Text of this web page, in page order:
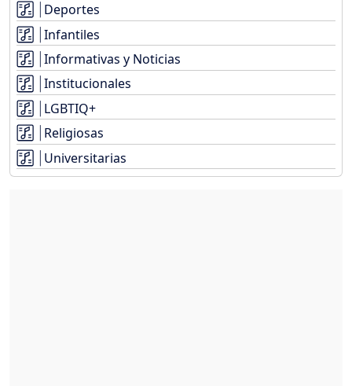
Deportes
Infantiles
Informativas y Noticias
Institucionales
LGBTIQ+
Religiosas
Universitarias